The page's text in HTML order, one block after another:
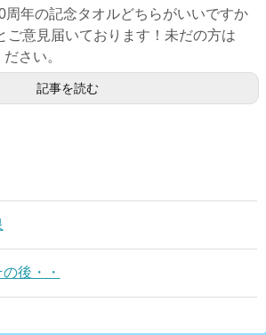
年の記念タオルどちらがいいですか
ご意見届いております！未だの方は
さい。
記事を読む
後・・